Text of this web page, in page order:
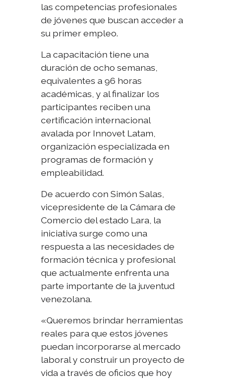
las competencias profesionales
de jóvenes que buscan acceder a
su primer empleo.
La capacitación tiene una
duración de ocho semanas,
equivalentes a 96 horas
académicas, y al finalizar los
participantes reciben una
certificación internacional
avalada por Innovet Latam,
organización especializada en
programas de formación y
empleabilidad.
De acuerdo con Simón Salas,
vicepresidente de la Cámara de
Comercio del estado Lara, la
iniciativa surge como una
respuesta a las necesidades de
formación técnica y profesional
que actualmente enfrenta una
parte importante de la juventud
venezolana.
«Queremos brindar herramientas
reales para que estos jóvenes
puedan incorporarse al mercado
laboral y construir un proyecto de
vida a través de oficios que hoy